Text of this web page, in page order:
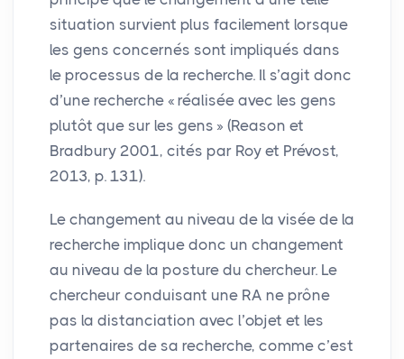
situation survient plus facilement lorsque
les gens concernés sont impliqués dans
le processus de la recherche. Il s’agit donc
d’une recherche « réalisée avec les gens
plutôt que sur les gens » (Reason et
Bradbury 2001, cités par Roy et Prévost,
2013, p. 131).
Le changement au niveau de la visée de la
recherche implique donc un changement
au niveau de la posture du chercheur. Le
chercheur conduisant une RA ne prône
pas la distanciation avec l’objet et les
partenaires de sa recherche, comme c’est